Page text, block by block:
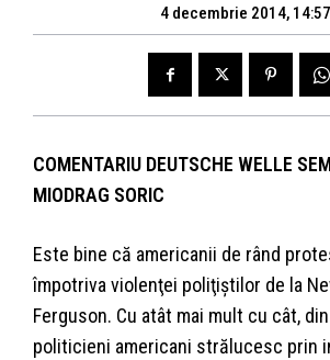
4 decembrie 2014, 14:57
COMENTARIU DEUTSCHE WELLE
MIODRAG SORIC
Este bine că americanii de rând
împotriva violenţei poliţiştilor de la
Ferguson. Cu atât mai mult cu cât,
politicieni americani strălucesc prin